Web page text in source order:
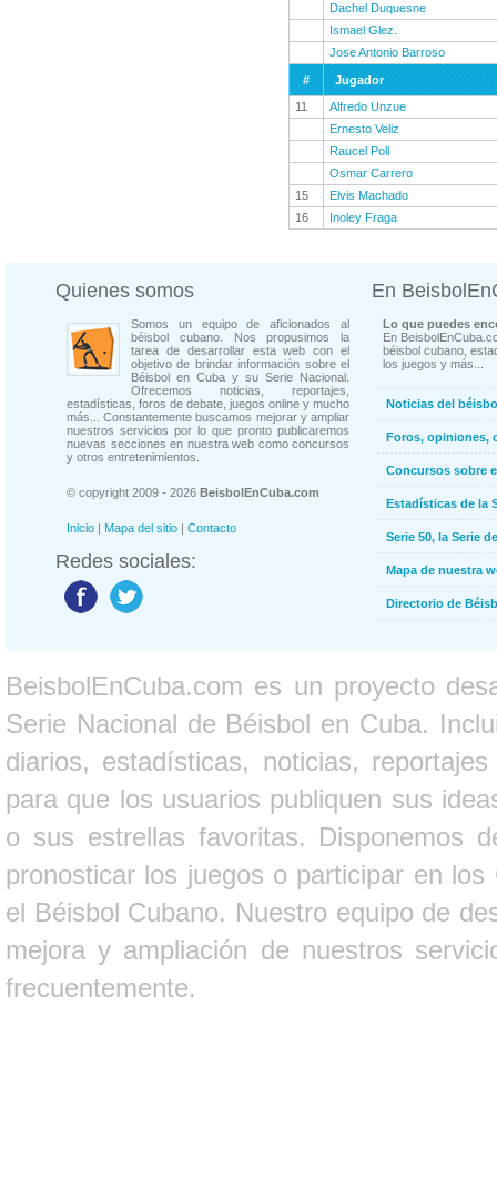
Dachel Duquesne
Ismael Glez.
Jose Antonio Barroso
#
Jugador
11
Alfredo Unzue
Ernesto Veliz
Raucel Poll
Osmar Carrero
15
Elvis Machado
16
Inoley Fraga
Quienes somos
Somos un equipo de aficionados al
béisbol cubano. Nos propusimos la
tarea de desarrollar esta web con el
objetivo de brindar información sobre el
Béisbol en Cuba y su Serie Nacional.
Ofrecemos noticias, reportajes,
estadísticas, foros de debate, juegos online y mucho
más... Constantemente buscamos mejorar y ampliar
nuestros servicios por lo que pronto publicaremos
nuevas secciones en nuestra web como concursos
y otros entretenimientos.
© copyright 2009 - 2026 BeisbolEnCuba.com
Inicio | Mapa del sitio | Contacto
Redes sociales:
En
Lo que puedes
En
béisbol cubano,
los juegos y más...
Noticias del
Foros, opiniones,
Concursos sobre
Estadísticas de la
Serie 50, la Serie
Mapa de nuestra
Directorio de
BeisbolEnCuba.com es un proyecto
Serie Nacional de Béisbol en Cuba.
diarios, estadísticas, noticias,
para que los usuarios publiquen sus
o sus estrellas favoritas. Disponemos
pronosticar los juegos o participar en
el Béisbol Cubano. Nuestro equipo de
mejora y ampliación de nuestros
frecuentemente.